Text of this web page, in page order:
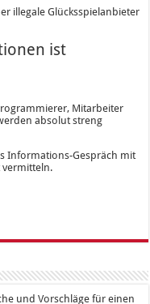
illegale Glücksspielanbieter
ist
Mitarbeiter
absolut streng
Informations-Gespräch mit
vermitteln.
und Vorschläge für einen